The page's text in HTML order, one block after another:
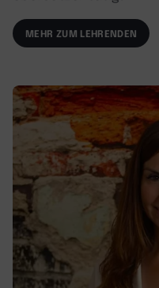
MEHR ZUM LEHRENDEN